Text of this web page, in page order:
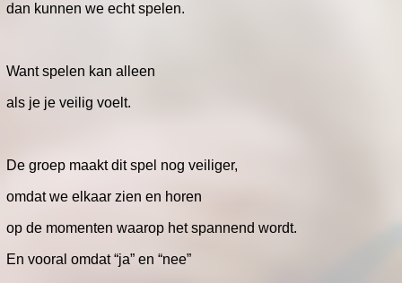
dan kunnen we echt spelen.
Want spelen kan alleen
als je je veilig voelt.
De groep maakt dit spel nog veiliger,
omdat we elkaar zien en horen
op de momenten waarop het spannend wordt.
En vooral omdat “ja” en “nee”